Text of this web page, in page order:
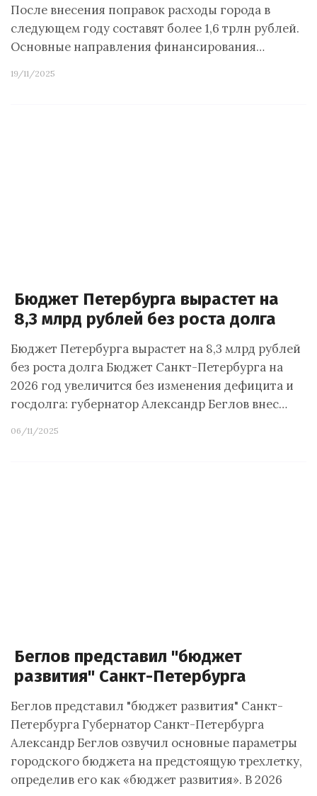
После внесения поправок расходы города в
следующем году составят более 1,6 трлн рублей.
Основные направления финансирования…
19/11/2025
Бюджет Петербурга вырастет на
8,3 млрд рублей без роста долга
Бюджет Петербурга вырастет на 8,3 млрд рублей
без роста долга Бюджет Санкт-Петербурга на
2026 год увеличится без изменения дефицита и
госдолга: губернатор Александр Беглов внес…
06/11/2025
Беглов представил "бюджет
развития" Санкт-Петербурга
Беглов представил "бюджет развития" Санкт-
Петербурга Губернатор Санкт-Петербурга
Александр Беглов озвучил основные параметры
городского бюджета на предстоящую трехлетку,
определив его как «бюджет развития». В 2026